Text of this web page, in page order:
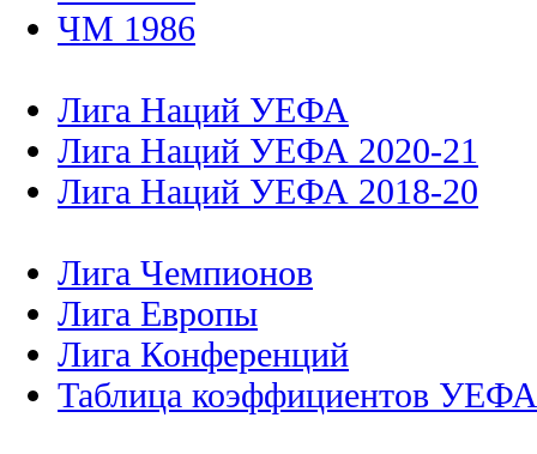
ЧМ 1986
Лига Наций УЕФА
Лига Наций УЕФА 2020-21
Лига Наций УЕФА 2018-20
Лига Чемпионов
Лига Европы
Лига Конференций
Таблица коэффициентов УЕФА